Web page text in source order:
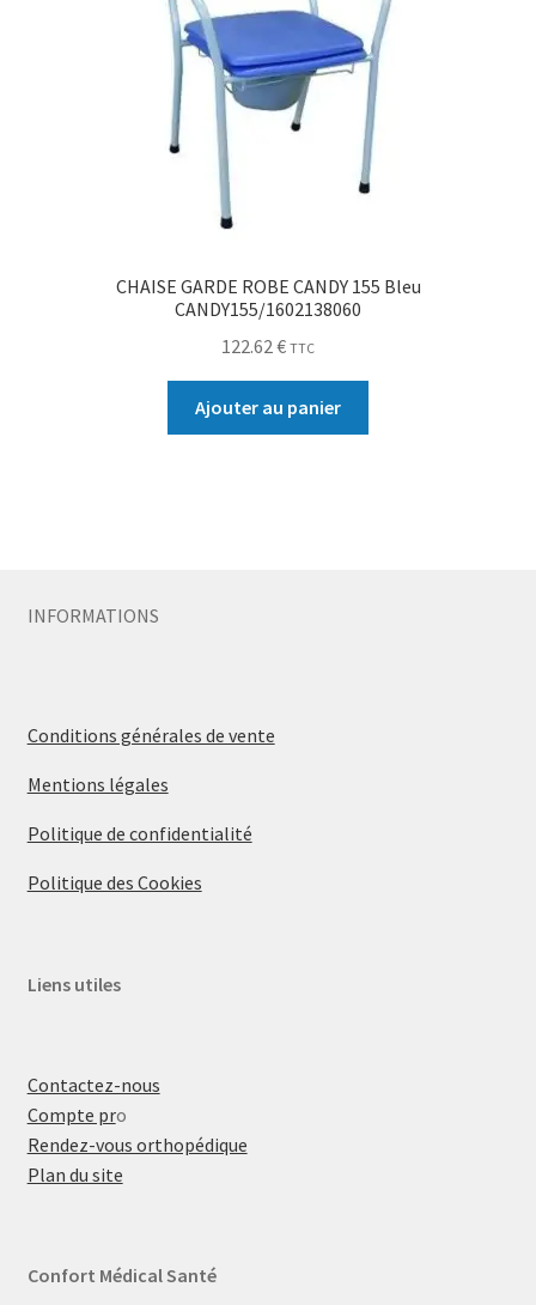
CHAISE GARDE ROBE CANDY 155 Bleu
CANDY155/1602138060
122.62 € TTC
Ajouter au panier
INFORMATIONS
Conditions générales de vente
Mentions légales
Politique de confidentialité
Politique des Cookies
Liens utiles
Contactez-nous
Compte pro
Rendez-vous orthopédique
Plan du site
Confort Médical Santé